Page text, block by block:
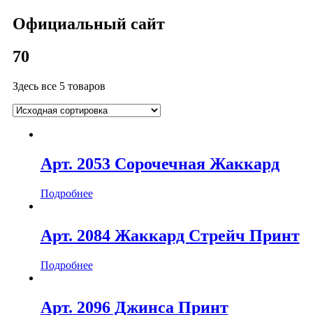
Официальный сайт
70
Здесь все 5 товаров
Арт. 2053 Сорочечная Жаккард
Подробнее
Арт. 2084 Жаккард Стрейч Принт
Подробнее
Арт. 2096 Джинса Принт